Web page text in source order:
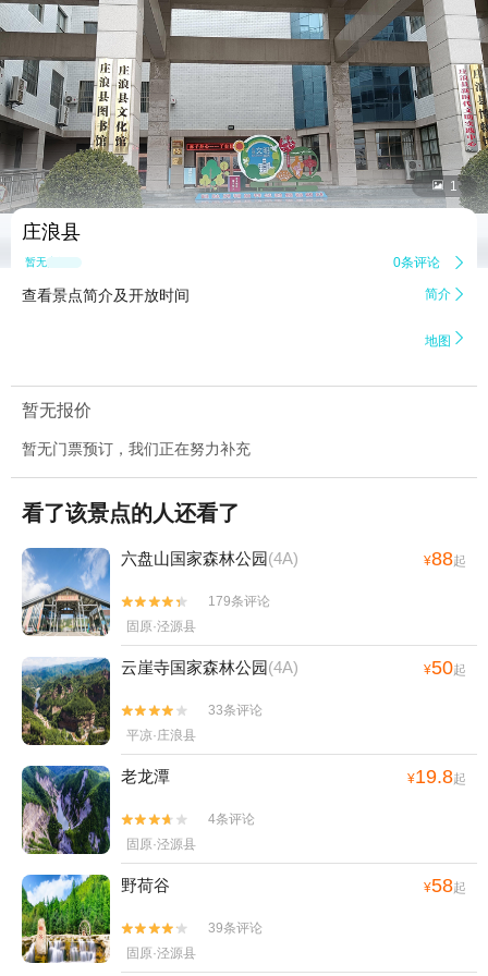
 1
庄浪县
暂无点评 0条评论 
查看景点简介及开放时间 简介 
地图 
暂无报价
暂无门票预订，我们正在努力补充
看了该景点的人还看了
六盘山国家森林公园(4A) ¥88起


179条评论
固原·泾源县
云崖寺国家森林公园(4A) ¥50起


33条评论
平凉·庄浪县
老龙潭 ¥19.8起


4条评论
固原·泾源县
野荷谷 ¥58起


39条评论
固原·泾源县
